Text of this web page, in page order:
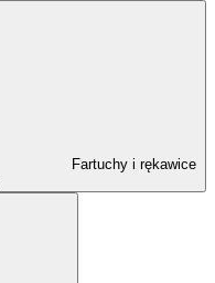
Fartuchy i rękawice